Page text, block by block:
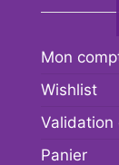
Mon
Wishlist
Validation
Panier